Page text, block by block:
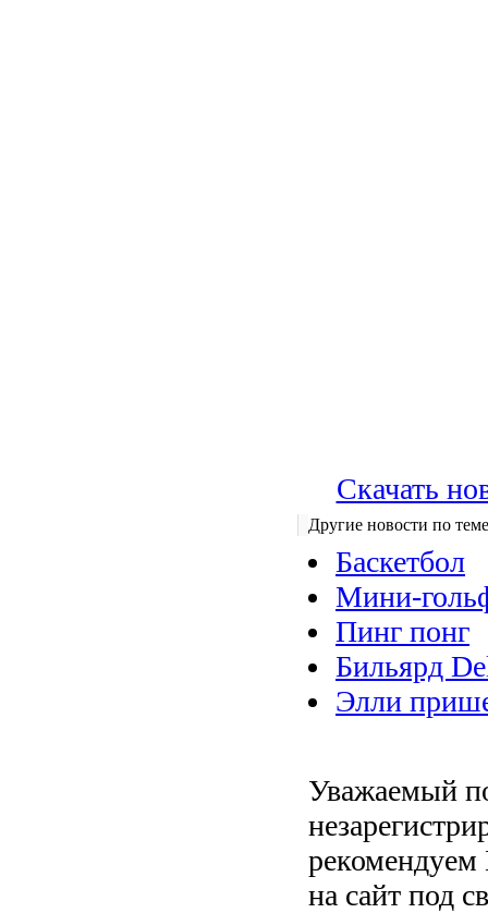
Скачать
Другие новости по
Баскетбол
Мини-
Пинг понг
Бильярд
Элли
Уважаемый
рекомендуем
на сайт под